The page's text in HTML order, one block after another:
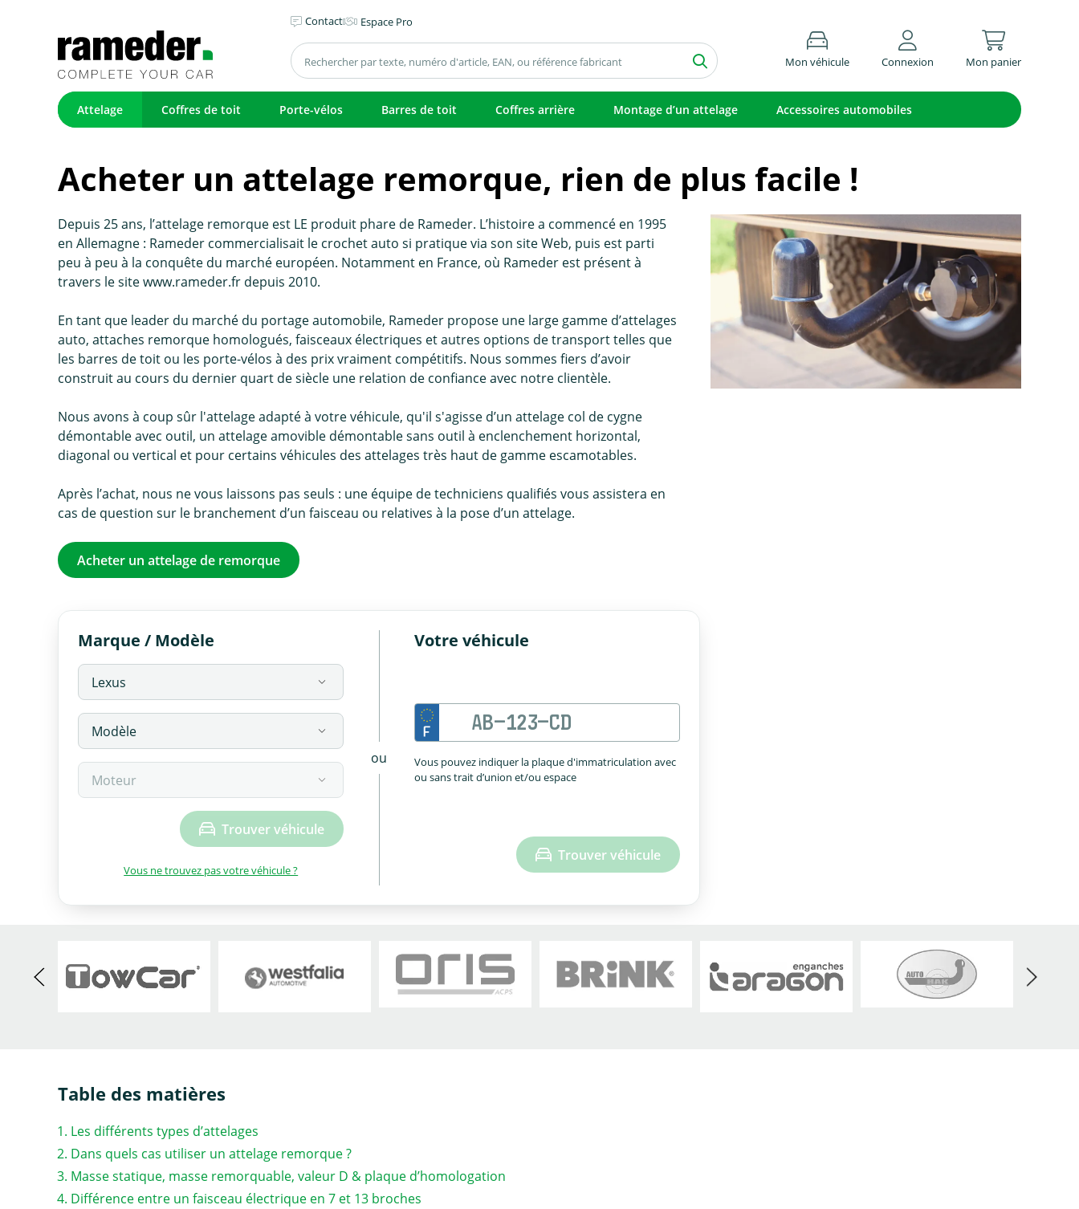
Contact Espace Pro
Mon véhicule Connexion Mon panier
Attelage Coffres de toit Porte-vélos Barres de toit Coffres arrière Montage d’un attelage Accessoires automobiles
Acheter un attelage remorque, rien de plus facile !
Depuis 25 ans, l’attelage remorque est LE produit phare de Rameder. L’histoire a commencé en 1995
en Allemagne : Rameder commercialisait le crochet auto si pratique via son site Web, puis est parti
peu à peu à la conquête du marché européen. Notamment en France, où Rameder est présent à
travers le site www.rameder.fr depuis 2010.
En tant que leader du marché du portage automobile, Rameder propose une large gamme d’attelages
auto, attaches remorque homologués, faisceaux électriques et autres options de transport telles que
les barres de toit ou les porte-vélos à des prix vraiment compétitifs. Nous sommes fiers d’avoir
construit au cours du dernier quart de siècle une relation de confiance avec notre clientèle.
Nous avons à coup sûr l'attelage adapté à votre véhicule, qu'il s'agisse d’un attelage col de cygne
démontable avec outil, un attelage amovible démontable sans outil à enclenchement horizontal,
diagonal ou vertical et pour certains véhicules des attelages très haut de gamme escamotables.
Après l’achat, nous ne vous laissons pas seuls : une équipe de techniciens qualifiés vous assistera en
cas de question sur le branchement d’un faisceau ou relatives à la pose d’un attelage.
Acheter un attelage de remorque
Marque / Modèle
Trouver véhicule
Vous ne trouvez pas votre véhicule ?
ou
Votre véhicule
Vous pouvez indiquer la plaque d'immatriculation avec
ou sans trait d’union et/ou espace
Trouver véhicule
Table des matières
Les différents types d’attelages
Dans quels cas utiliser un attelage remorque ?
Masse statique, masse remorquable, valeur D & plaque d’homologation
Différence entre un faisceau électrique en 7 et 13 broches